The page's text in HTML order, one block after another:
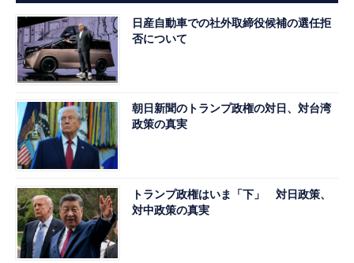
日産自動車での社外取締役候補の選任拒
否について
朝日新聞のトランプ政権の対日、対台湾
政策の真実
トランプ政権はいま「下」 対日政策、
対中政策の真実